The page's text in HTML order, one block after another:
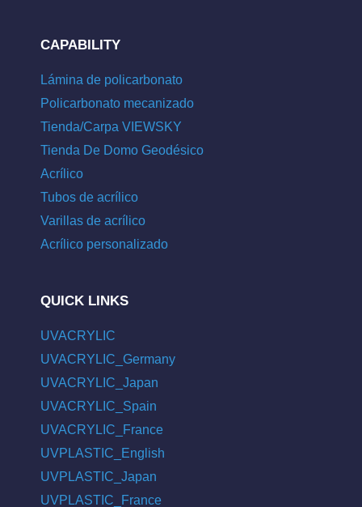
CAPABILITY
Lámina de policarbonato
Policarbonato mecanizado
Tienda/Carpa VIEWSKY
Tienda De Domo Geodésico
Acrílico
Tubos de acrílico
Varillas de acrílico
Acrílico personalizado
QUICK LINKS
UVACRYLIC
UVACRYLIC_Germany
UVACRYLIC_Japan
UVACRYLIC_Spain
UVACRYLIC_France
UVPLASTIC_English
UVPLASTIC_Japan
UVPLASTIC_France